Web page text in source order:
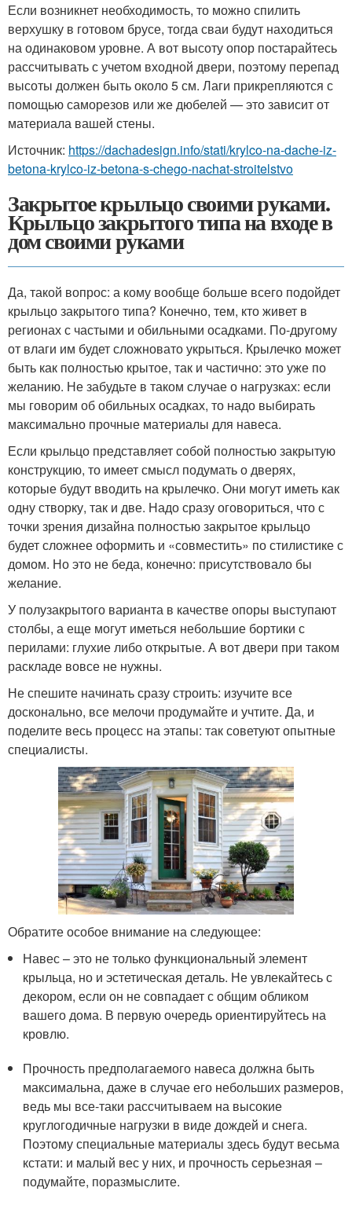
Если возникнет необходимость, то можно спилить
верхушку в готовом брусе, тогда сваи будут находиться
на одинаковом уровне. А вот высоту опор постарайтесь
рассчитывать с учетом входной двери, поэтому перепад
высоты должен быть около 5 см. Лаги прикрепляются с
помощью саморезов или же дюбелей — это зависит от
материала вашей стены.
Источник: https://dachadesign.info/stati/krylco-na-dache-iz-
betona-krylco-iz-betona-s-chego-nachat-stroitelstvo
Закрытое крыльцо своими руками.
Крыльцо закрытого типа на входе в
дом своими руками
Да, такой вопрос: а кому вообще больше всего подойдет
крыльцо закрытого типа? Конечно, тем, кто живет в
регионах с частыми и обильными осадками. По-другому
от влаги им будет сложновато укрыться. Крылечко может
быть как полностью крытое, так и частично: это уже по
желанию. Не забудьте в таком случае о нагрузках: если
мы говорим об обильных осадках, то надо выбирать
максимально прочные материалы для навеса.
Если крыльцо представляет собой полностью закрытую
конструкцию, то имеет смысл подумать о дверях,
которые будут вводить на крылечко. Они могут иметь как
одну створку, так и две. Надо сразу оговориться, что с
точки зрения дизайна полностью закрытое крыльцо
будет сложнее оформить и «совместить» по стилистике с
домом. Но это не беда, конечно: присутствовало бы
желание.
У полузакрытого варианта в качестве опоры выступают
столбы, а еще могут иметься небольшие бортики с
перилами: глухие либо открытые. А вот двери при таком
раскладе вовсе не нужны.
Не спешите начинать сразу строить: изучите все
досконально, все мелочи продумайте и учтите. Да, и
поделите весь процесс на этапы: так советуют опытные
специалисты.
Обратите особое внимание на следующее:
Навес – это не только функциональный элемент
крыльца, но и эстетическая деталь. Не увлекайтесь с
декором, если он не совпадает с общим обликом
вашего дома. В первую очередь ориентируйтесь на
кровлю.
Прочность предполагаемого навеса должна быть
максимальна, даже в случае его небольших размеров,
ведь мы все-таки рассчитываем на высокие
круглогодичные нагрузки в виде дождей и снега.
Поэтому специальные материалы здесь будут весьма
кстати: и малый вес у них, и прочность серьезная –
подумайте, поразмыслите.